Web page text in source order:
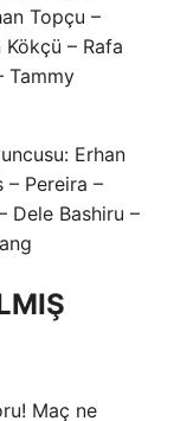
Topçu –
Kökçü – Rafa
Tammy
Erhan
– Pereira –
Dele Bashiru –